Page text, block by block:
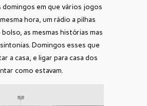
domingos em que vários jogos
hora, um rádio a pilhas
as mesmas histórias mas
Domingos esses que
a casa, e ligar para casa dos
como estavam.